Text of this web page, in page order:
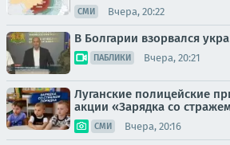
СМИ Вчера, 20:22
В Болгарии взорвался
ПАБЛИКИ Вчера, 20:21
Луганские полицейские
акции «Зарядка со
СМИ Вчера, 20:16